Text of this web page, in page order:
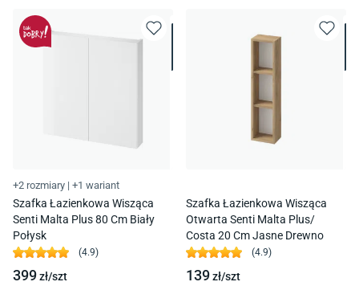
+2 rozmiary | +1 wariant
Szafka Łazienkowa Wisząca
Senti Malta Plus 80 Cm Biały
Połysk
(4.9)
399zł/szt
Szafka Łazienkowa Wisząca
Otwarta Senti Malta Plus/
Costa 20 Cm Jasne Drewno
(4.9)
139zł/szt